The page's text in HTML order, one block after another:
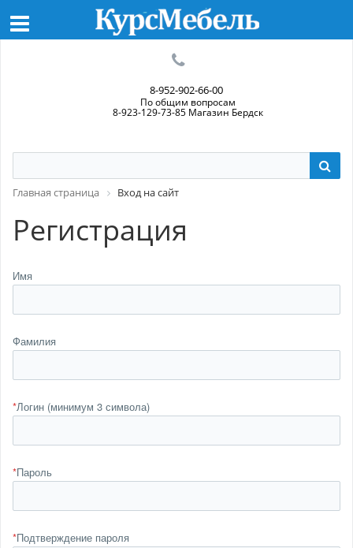
8-952-902-66-00
По общим вопросам
8-923-129-73-85 Магазин Бердск
Главная страница Вход на сайт
Регистрация
Имя
Фамилия
*Логин (минимум 3 символа)
*Пароль
*Подтверждение пароля